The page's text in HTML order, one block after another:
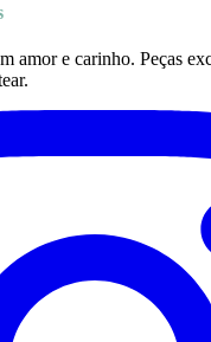
amor e carinho. Peças